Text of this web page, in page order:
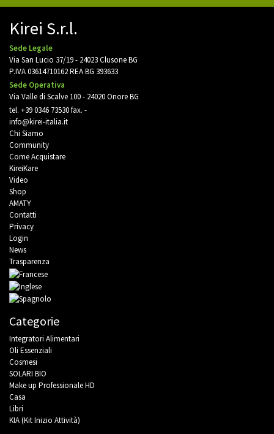
Kirei S.r.l.
Sede Legale
Via San Lucio 37/19 - 24023 Clusone BG
P.IVA 03614710162 REA BG 393633
Sede Operativa
Via Valle di Scalve 100 - 24020 Onore BG
tel. +39 0346 73530fax. -
info@kirei-italia.it
Chi Siamo
Community
Come Acquistare
KireiKare
Video
Shop
AMATY
Contatti
Privacy
Login
News
Trasparenza
Categorie
Integratori Alimentari
Oli Essenziali
Cosmesi
SOLARI BIO
Make up Professionale HD
Casa
Libri
KIA (Kit Inizio Attività)